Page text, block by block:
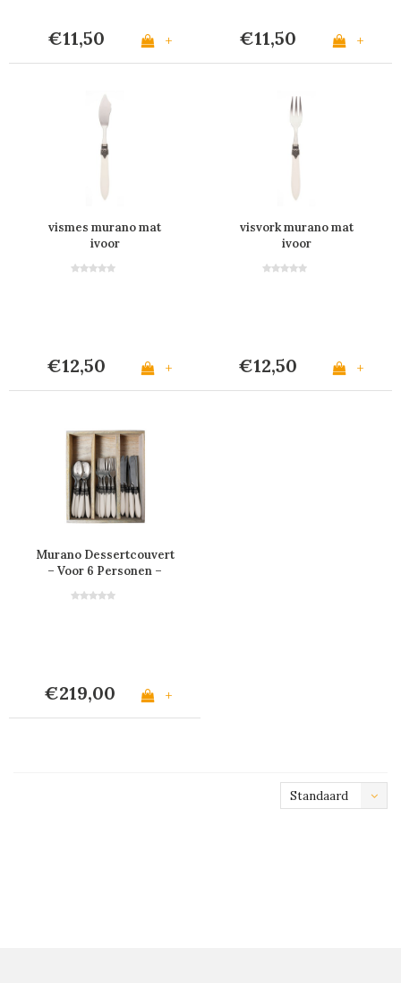
€11,50 + €11,50 +
vismes murano mat
ivoor
€12,50 +
visvork murano mat
ivoor
€12,50 +
Murano Dessertcouvert
– Voor 6 Personen –
€219,00 +
Standaard